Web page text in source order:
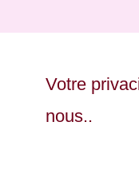
Votre
nous..